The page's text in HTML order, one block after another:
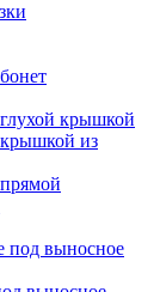
крышкой
из
под выносное